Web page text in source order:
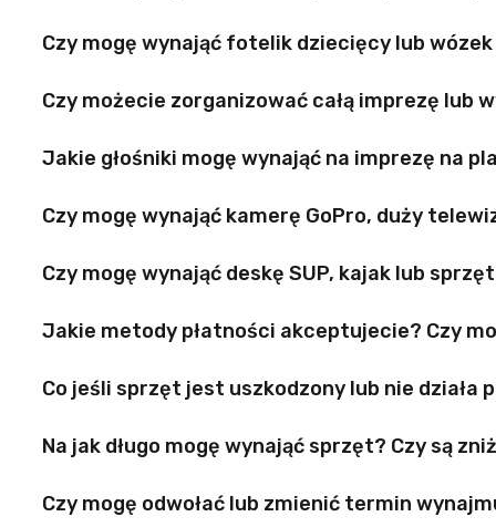
Czy mogę wynająć fotelik dziecięcy lub
Czy możecie zorganizować całą imprezę lub
Jakie głośniki mogę wynająć na imprezę na
Czy mogę wynająć kamerę GoPro, duży
Czy mogę wynająć deskę SUP, kajak lub
Jakie metody płatności akceptujecie? Czy
Co jeśli sprzęt jest uszkodzony lub nie działa
Na jak długo mogę wynająć sprzęt? Czy są
Czy mogę odwołać lub zmienić termin